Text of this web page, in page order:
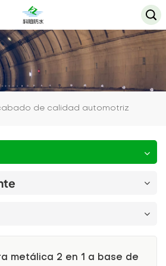
de calidad automotriz
metálica 2 en 1 a base de